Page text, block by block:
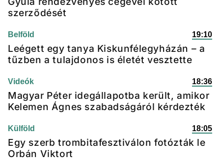
szerződését
Belföld 19:10
Leégett egy tanya Kiskunfélegyházán – a
tűzben a tulajdonos is életét vesztette
Videók 18:36
Magyar Péter idegállapotba került, amikor
Kelemen Ágnes szabadságáról kérdezték
Külföld 18:05
Egy szerb trombitafesztiválon fotózták le
Orbán Viktort